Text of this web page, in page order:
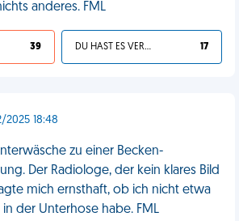
anderes. FML
39 DU HAST ES VERDIENT 17
18:48
zu einer Becken-
Der Radiologe, der kein klares Bild
mich ernsthaft, ob ich nicht etwa
der Unterhose habe. FML